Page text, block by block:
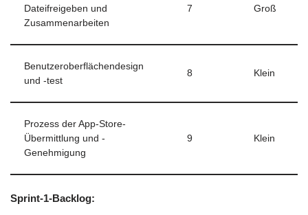
Dateifreigeben und
Zusammenarbeiten
7 Groß
Benutzeroberflächendesign
und -test
8 Klein
Prozess der App-Store-
Übermittlung und -
Genehmigung
9 Klein
Sprint-1-Backlog: